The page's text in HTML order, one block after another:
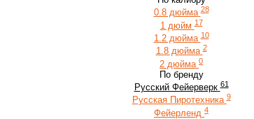
0.8 дюйма 28
1 дюйм 17
1.2 дюйма 10
1.8 дюйма 2
2 дюйма 0
По бренду
Русский Фейерверк 61
Русская Пиротехника 9
Фейерленд 4